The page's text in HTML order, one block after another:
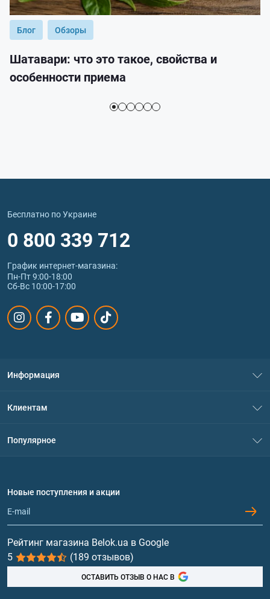
Блог Обзоры
Шатавари: что это такое, свойства и
особенности приема
Бесплатно по Украине
0 800 339 712
График интернет‑магазина:
Пн-Пт 9:00-18:00
Сб-Вс 10:00-17:00
Информация
Политика конфиденциальности
Обмен и возврат
Клиентам
Популярное
Протеин
Гейнеры
Витамины и минералы
Рыбий жир, жирные кислоты
Новые поступления и акции
Рейтинг магазина Belok.ua в Google
5
(189 отзывов)
ОСТАВИТЬ ОТЗЫВ О НАС В